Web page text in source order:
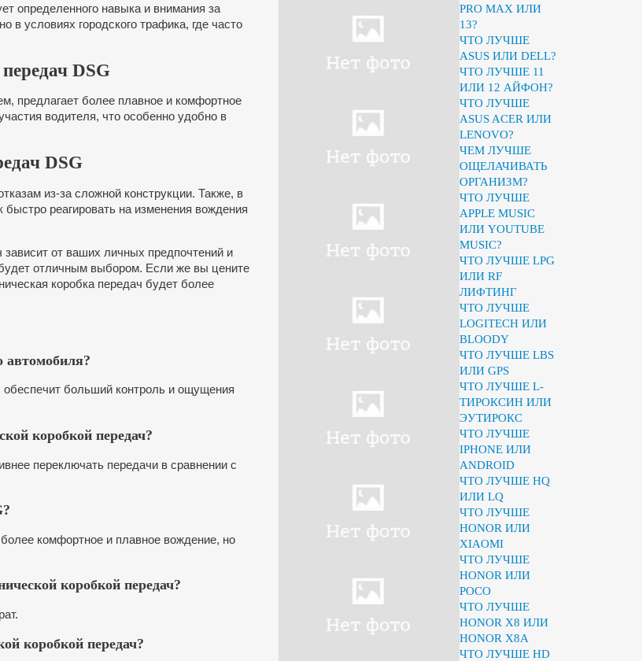
определенного навыка и внимания за
условиях городского трафика, где часто
DSG
предлагает более плавное и комфортное
водителя, что особенно удобно в
DSG
из-за сложной конструкции. Также, в
реагировать на изменения вождения
от ваших личных предпочтений и
отличным выбором. Если же вы цените
коробка передач будет более
автомобиля?
обеспечит больший контроль и ощущения
коробкой передач?
переключать передачи в сравнении с
комфортное и плавное вождение, но
коробкой передач?
коробкой передач?
PRO MAX ИЛИ
13?
ЧТО ЛУЧШЕ
ASUS ИЛИ DELL?
ЧТО ЛУЧШЕ 11
ИЛИ 12 АЙФОН?
ЧТО ЛУЧШЕ
ASUS ACER ИЛИ
LENOVO?
ЧЕМ ЛУЧШЕ
ОЩЕЛАЧИВАТЬ
ОРГАНИЗМ?
ЧТО ЛУЧШЕ
APPLE MUSIC
ИЛИ YOUTUBE
MUSIC?
ЧТО ЛУЧШЕ LPG
ИЛИ RF
ЛИФТИНГ
ЧТО ЛУЧШЕ
LOGITECH ИЛИ
BLOODY
ЧТО ЛУЧШЕ LBS
ИЛИ GPS
ЧТО ЛУЧШЕ L-
ТИРОКСИН ИЛИ
ЭУТИРОКС
ЧТО ЛУЧШЕ
IPHONE ИЛИ
ANDROID
ЧТО ЛУЧШЕ HQ
ИЛИ LQ
ЧТО ЛУЧШЕ
HONOR ИЛИ
XIAOMI
ЧТО ЛУЧШЕ
HONOR ИЛИ
POCO
ЧТО ЛУЧШЕ
HONOR X8 ИЛИ
HONOR X8A
ЧТО ЛУЧШЕ HD